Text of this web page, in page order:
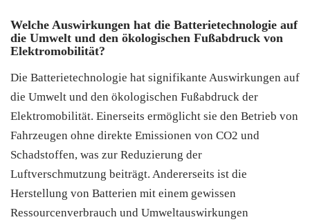
Welche Auswirkungen hat die Batterietechnologie auf
die Umwelt und den ökologischen Fußabdruck von
Elektromobilität?
Die Batterietechnologie hat signifikante Auswirkungen auf
die Umwelt und den ökologischen Fußabdruck der
Elektromobilität. Einerseits ermöglicht sie den Betrieb von
Fahrzeugen ohne direkte Emissionen von CO2 und
Schadstoffen, was zur Reduzierung der
Luftverschmutzung beiträgt. Andererseits ist die
Herstellung von Batterien mit einem gewissen
Ressourcenverbrauch und Umweltauswirkungen